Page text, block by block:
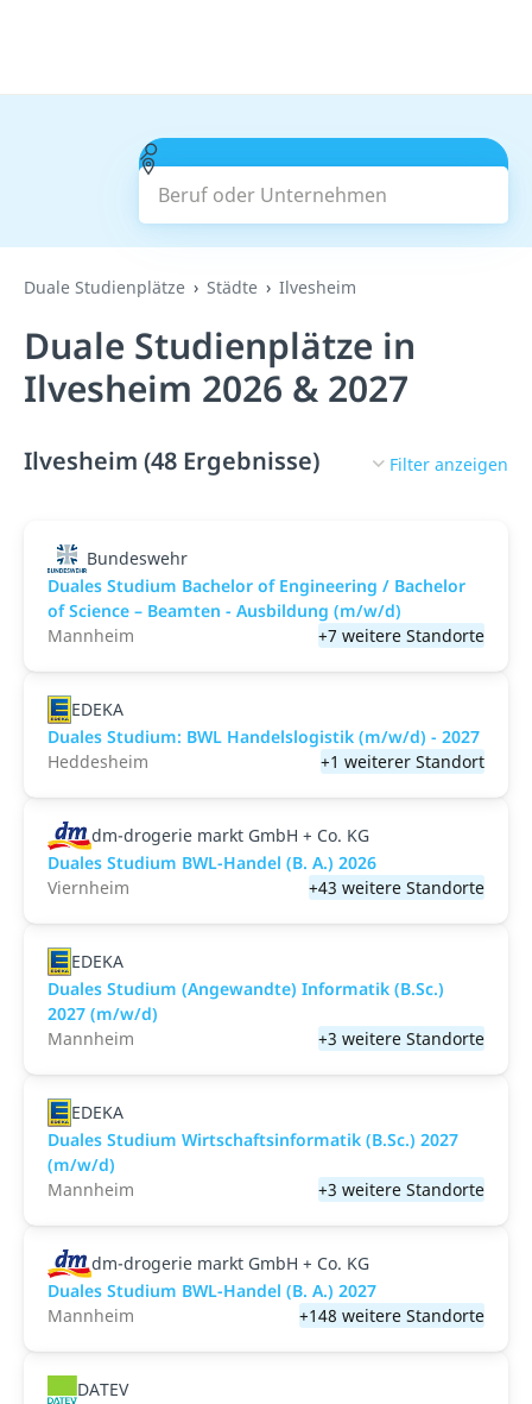
Beruf oder Unternehmen
Suchen
Duale Studienplätze Städte Ilvesheim
Duale Studienplätze in
Ilvesheim 2026 & 2027
Ilvesheim (48 Ergebnisse) Filter anzeigen
Bundeswehr
Duales Studium Bachelor of Engineering / Bachelor
of Science – Beamten - Ausbildung (m/w/d)
Mannheim
+7 weitere Standorte
EDEKA
Duales Studium: BWL Handelslogistik (m/w/d) - 2027
Heddesheim
+1 weiterer Standort
dm-drogerie markt GmbH + Co. KG
Duales Studium BWL-Handel (B. A.) 2026
Viernheim
+43 weitere Standorte
EDEKA
Duales Studium (Angewandte) Informatik (B.Sc.)
2027 (m/w/d)
Mannheim
+3 weitere Standorte
EDEKA
Duales Studium Wirtschaftsinformatik (B.Sc.) 2027
(m/w/d)
Mannheim
+3 weitere Standorte
dm-drogerie markt GmbH + Co. KG
Duales Studium BWL-Handel (B. A.) 2027
Mannheim
+148 weitere Standorte
DATEV